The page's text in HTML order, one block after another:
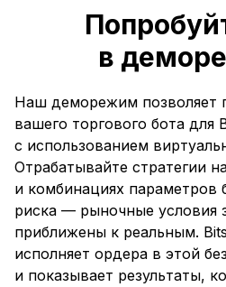
в
Наш деморежим позволяет
вашего торгового бота для
с использованием
Отрабатывайте стратегии
и комбинациях параметров
риска — рыночные условия
приближены к реальным.
исполняет ордера в этой
и показывает результаты,